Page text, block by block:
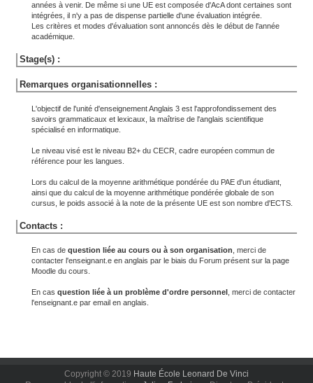
années à venir. De même si une UE est composée d'AcA dont certaines sont
intégrées, il n'y a pas de dispense partielle d'une évaluation intégrée.
Les critères et modes d'évaluation sont annoncés dès le début de l'année
académique.
Stage(s) :
Remarques organisationnelles :
L'objectif de l'unité d'enseignement Anglais 3 est l'approfondissement des
savoirs grammaticaux et lexicaux, la maîtrise de l'anglais scientifique
spécialisé en informatique.
Le niveau visé est le niveau B2+ du CECR, cadre européen commun de
référence pour les langues.
Lors du calcul de la moyenne arithmétique pondérée du PAE d'un étudiant,
ainsi que du calcul de la moyenne arithmétique pondérée globale de son
cursus, le poids associé à la note de la présente UE est son nombre d'ECTS.
Contacts :
En cas de question liée au cours ou à son organisation , merci de
contacter l'enseignant.e en anglais par le biais du Forum présent sur la page
Moodle du cours.
En cas question liée à un problème d'ordre personnel , merci de contacter
l'enseignant.e par email en anglais.
Copyright © 2019 Haute École Leonard De Vinci